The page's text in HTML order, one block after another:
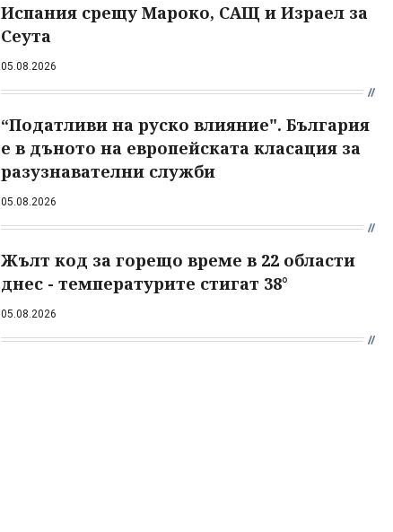
Испания срещу Мароко, САЩ и Израел за
Сеута
05.08.2026
“Податливи на руско влияние". България
е в дъното на европейската класация за
разузнавателни служби
05.08.2026
Жълт код за горещо време в 22 области
днес - температурите стигат 38°
05.08.2026